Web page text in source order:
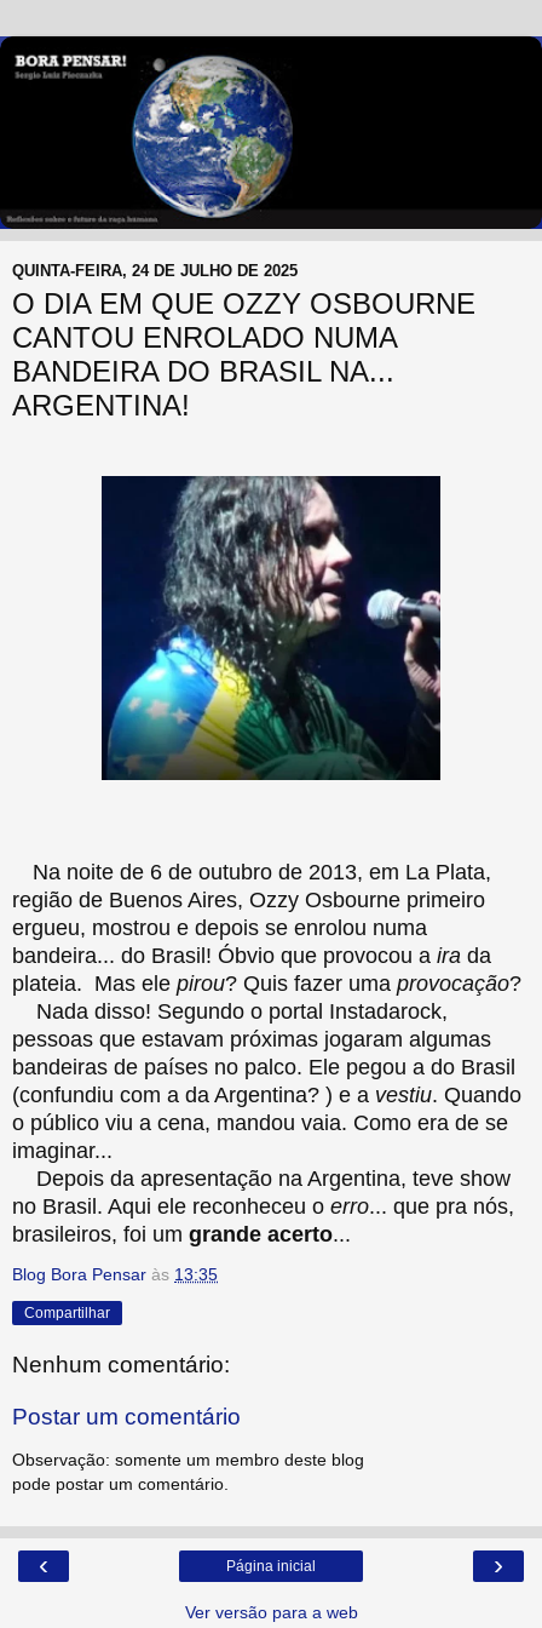
QUINTA-FEIRA, 24 DE JULHO DE 2025
O DIA EM QUE OZZY OSBOURNE
CANTOU ENROLADO NUMA
BANDEIRA DO BRASIL NA...
ARGENTINA!
Na noite de 6 de outubro de 2013, em La Plata,
região de Buenos Aires, Ozzy Osbourne primeiro
ergueu, mostrou e depois se enrolou numa
bandeira... do Brasil! Óbvio que provocou a ira da
plateia. Mas ele pirou? Quis fazer uma provocação?
Nada disso! Segundo o portal Instadarock,
pessoas que estavam próximas jogaram algumas
bandeiras de países no palco. Ele pegou a do Brasil
(confundiu com a da Argentina? ) e a vestiu. Quando
o público viu a cena, mandou vaia. Como era de se
imaginar...
Depois da apresentação na Argentina, teve show
no Brasil. Aqui ele reconheceu o erro... que pra nós,
brasileiros, foi um grande acerto...
Blog Bora Pensar às 13:35
Compartilhar
Nenhum comentário:
Postar um comentário
Observação: somente um membro deste blog
pode postar um comentário.
‹ ›
Página inicial
Ver versão para a web